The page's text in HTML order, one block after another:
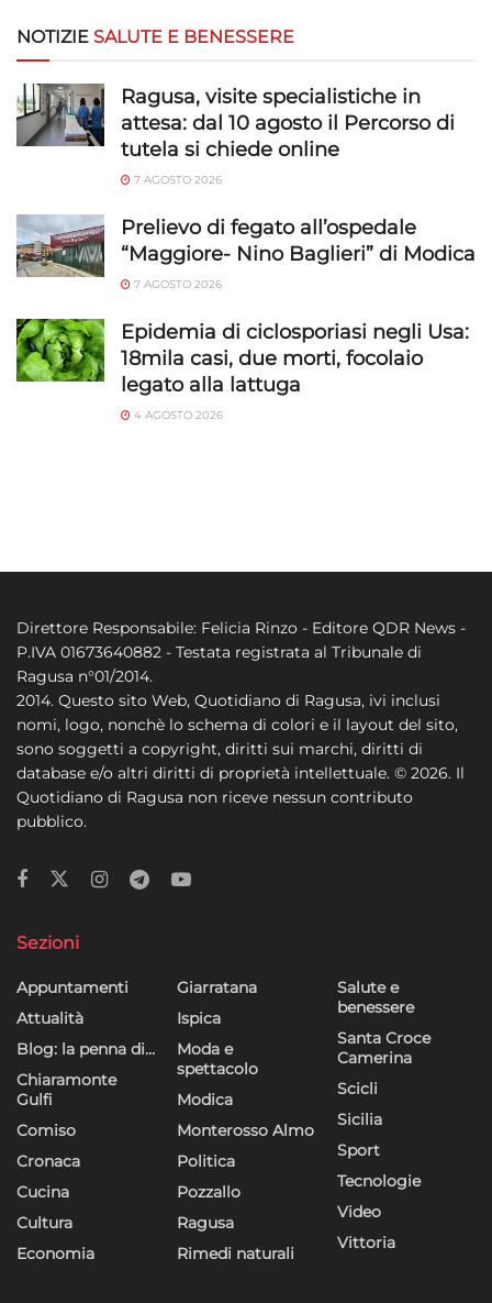
NOTIZIE SALUTE E BENESSERE
Ragusa, visite specialistiche in
attesa: dal 10 agosto il Percorso di
tutela si chiede online
7 AGOSTO 2026
Prelievo di fegato all’ospedale
“Maggiore- Nino Baglieri” di Modica
7 AGOSTO 2026
Epidemia di ciclosporiasi negli Usa:
18mila casi, due morti, focolaio
legato alla lattuga
4 AGOSTO 2026
Direttore Responsabile: Felicia Rinzo - Editore QDR News -
P.IVA 01673640882 - Testata registrata al Tribunale di
Ragusa n°01/2014.
2014. Questo sito Web, Quotidiano di Ragusa, ivi inclusi
nomi, logo, nonchè lo schema di colori e il layout del sito,
sono soggetti a copyright, diritti sui marchi, diritti di
database e/o altri diritti di proprietà intellettuale. © 2026. Il
Quotidiano di Ragusa non riceve nessun contributo
pubblico.
Sezioni
Appuntamenti
Attualità
Blog: la penna di…
Chiaramonte
Gulfi
Comiso
Cronaca
Cucina
Cultura
Economia
Giarratana
Ispica
Moda e
spettacolo
Modica
Monterosso Almo
Politica
Pozzallo
Ragusa
Rimedi naturali
Salute e
benessere
Santa Croce
Camerina
Scicli
Sicilia
Sport
Tecnologie
Video
Vittoria